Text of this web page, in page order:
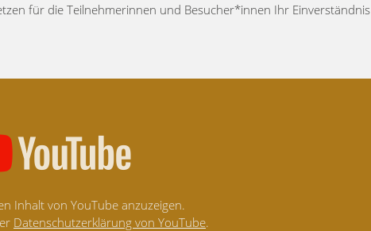
für die Teilnehmerinnen und Besucher*innen Ihr Einverständnis
Inhalt von YouTube anzuzeigen.
Datenschutzerklärung von YouTube.